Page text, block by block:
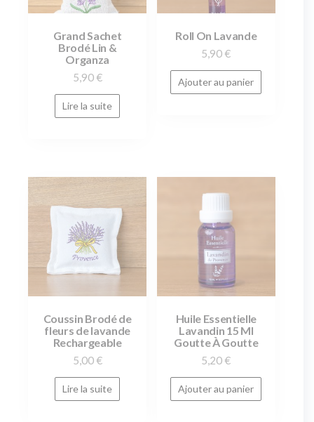
Grand Sachet
Brodé Lin &
Organza
5,90 €
Lire la suite
Roll On Lavande
5,90 €
Ajouter au panier
Coussin Brodé de
fleurs de lavande
Rechargeable
5,00 €
Lire la suite
Huile Essentielle
Lavandin 15 Ml
Goutte À Goutte
5,20 €
Ajouter au panier